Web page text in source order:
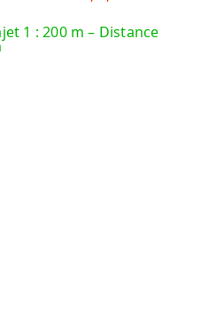
1 : 200 m – Distance